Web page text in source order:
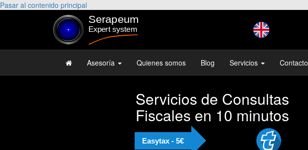
Pasar al contenido principal
Asesoría Quienes somos Blog Servicios Contacto
Servicios de Consultas
Fiscales en 10 minutos
Easytax - 5€